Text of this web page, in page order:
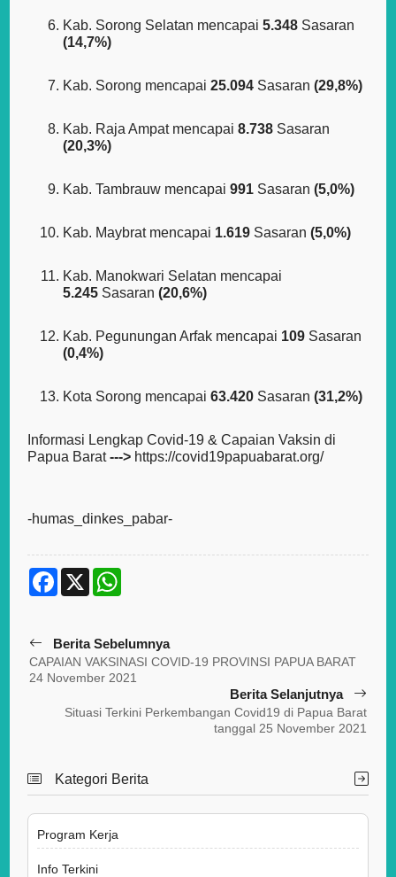
Kab. Sorong Selatan mencapai5.348 Sasaran
(14,7%)
Kab. Sorong mencapai25.094 Sasaran(29,8%)
Kab. Raja Ampat mencapai8.738 Sasaran
(20,3%)
Kab. Tambrauw mencapai991 Sasaran(5,0%)
Kab. Maybrat mencapai 1.619 Sasaran(5,0%)
Kab. Manokwari Selatan mencapai
5.245 Sasaran(20,6%)
Kab. Pegunungan Arfak mencapai 109 Sasaran
(0,4%)
Kota Sorong mencapai63.420 Sasaran(31,2%)
Informasi Lengkap Covid-19 & Capaian Vaksin di
Papua Barat---> https://covid19papuabarat.org/
-humas_dinkes_pabar-
F
o
o
k
X
A
p
p
Berita Sebelumnya
CAPAIAN VAKSINASI COVID-19 PROVINSI PAPUA BARAT
24 November 2021
Berita Selanjutnya
Situasi Terkini Perkembangan Covid19 di Papua Barat
tanggal 25 November 2021
Kategori Berita
Program Kerja
Info Terkini